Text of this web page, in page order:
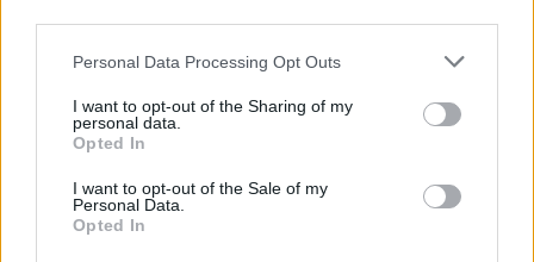
Please note that this website/app uses one or more Google
not limited to your visit or usage behaviour. You may click to
grant or deny consent to Google and its third-party tags to
use your data for below specified purposes in below Google
consent section.
Personal Data Processing Opt Outs
I want to opt-out of the Sharing of my
personal data.
Opted In
I want to opt-out of the Sale of my
Personal Data.
Opted In
Σάντσεζ: Παντρεύομαι, έπρεπε να
επιστρέψω
«Είμαι τόσο περήφανη για αυτό το πλήρωμα»,